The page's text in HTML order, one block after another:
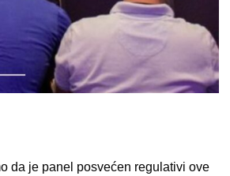
da je panel posvećen regulativi ove